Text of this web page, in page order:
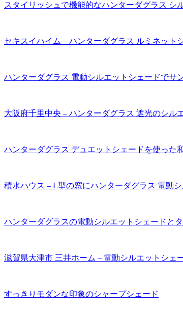
スタイリッシュで機能的なハンターダグラス シ
セキスイハイム – ハンターダグラス ルミネット
ハンターダグラス 電動シルエットシェードでサ
大阪府千里中央 – ハンターダグラス 遮光のシル
ハンターダグラス デュエットシェードを使った
積水ハウス – L型の窓にハンターダグラス 電動
ハンターダグラスの電動シルエットシェードと
滋賀県大津市 三井ホーム – 電動シルエットシェ
すっきりモダンな印象のシャープシェード